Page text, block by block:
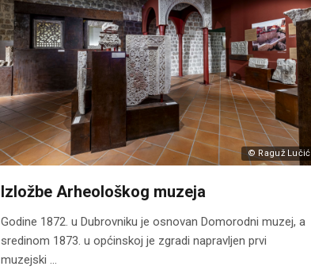
© Raguž Lučić
Izložbe Arheološkog muzeja
Godine 1872. u Dubrovniku je osnovan Domorodni muzej, a
sredinom 1873. u općinskoj je zgradi napravljen prvi
muzejski ...